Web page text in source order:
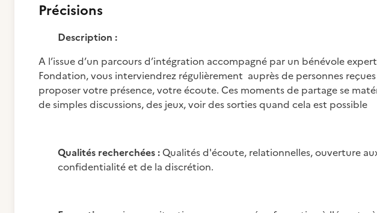
Précisions
Description :
A l’issue d’un parcours d’intégration accompagné par un bénévole
Fondation, vous interviendrez régulièrement auprès de personnes
proposer votre présence, votre écoute. Ces moments de partage se
de simples discussions, des jeux, voir des sorties quand cela est possible
Qualités recherchées : Qualités d'écoute, relationnelles, ouverture
confidentialité et de la discrétion.